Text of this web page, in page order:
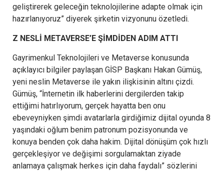
geliştirerek geleceğin teknolojilerine adapte olmak için
hazırlanıyoruz” diyerek şirketin vizyonunu özetledi.
Z NESLİ METAVERSE’E ŞİMDİDEN ADIM ATTI
Gayrimenkul Teknolojileri ve Metaverse konusunda
açıklayıcı bilgiler paylaşan GİSP Başkanı Hakan Gümüş,
yeni neslin Metaverse ile yakın ilişkisinin altını çizdi.
Gümüş, “İnternetin ilk haberlerini dergilerden takip
ettiğimi hatırlıyorum, gerçek hayatta ben onu
ebeveyniyken şimdi avatarlarla girdiğimiz dijital oyunda 8
yaşındaki oğlum benim patronum pozisyonunda ve
konuya benden çok daha hakim. Dijital dönüşüm çok hızlı
gerçekleşiyor ve değişimi sorgulamaktan ziyade
anlamaya çalışmak herkes için daha faydalı” sözlerini